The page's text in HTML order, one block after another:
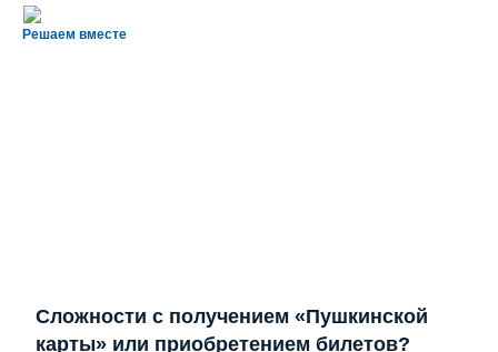
Решаем вместе
Сложности с получением «Пушкинской
карты» или приобретением билетов?